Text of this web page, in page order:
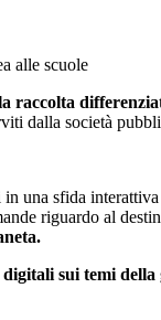
alle scuole
raccolta
dalla società
una sfida
riguardo al
sui temi della